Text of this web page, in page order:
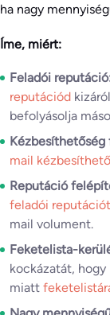
ha nagy
Íme, miért:
Feladói
reputációd
befolyásolja
mail
Reputáció
feladói reputációt
mail volument.
Feketelista-
kockázatát, hogy
miatt